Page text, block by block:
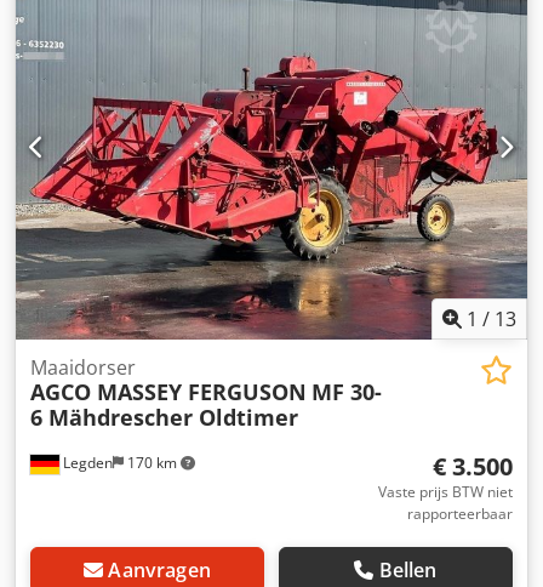
gegevensMotorNominaal vermogen (ISO) 68/92 kW/pkMax.
vermogen 70/95 kW/pk bij 2000 tpmMax. koppel 355 Nm
bij 1600 tpmFabrikant / Type: Agco Power / AP 33
AWICEmissiearme motor, 3 cilinders / 3,3l, Stage
VRegelbare turbo, extern gekoelde EGRDOC&SCR, AdBlue-
tank 15L, zonder EGR, zonder roetfilterVerticale uitlaat:
rechts voor de cabine A-stijlTankinhoud 120
literTransmissie 12/12 versnellingen Codpfsyy Hifsx Afnerf
1 / 13
Legden 170 km
Maaidorser
AGCO MASSEY FERGUSON MF 30-
6 Mähdrescher Oldtimer
€ 3.500
Vaste prijs BTW niet
rapporteerbaar
Aanvragen Bellen